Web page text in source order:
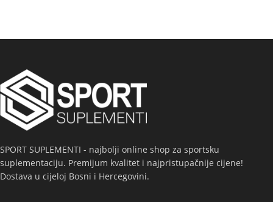
SPORT SUPLEMENTI - najbolji online shop za sportsku
suplementaciju. Premijum kvalitet i najpristupačnije cijene!
Dostava u cijeloj Bosni i Hercegovini.